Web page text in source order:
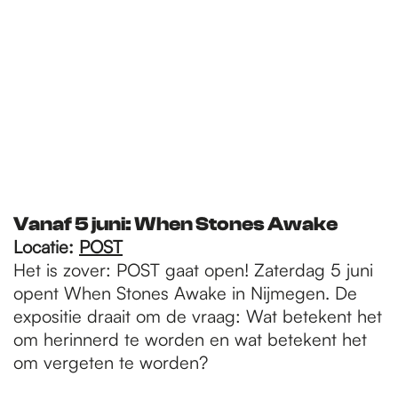
Vanaf 5 juni: When Stones Awake
Locatie: POST
Het is zover: POST gaat open! Zaterdag 5 juni
opent When Stones Awake in Nijmegen. De
expositie draait om de vraag: Wat betekent het
om herinnerd te worden en wat betekent het
om vergeten te worden?